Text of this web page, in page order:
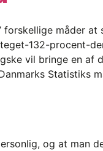
forskellige måder at
132-procent-
vil bringe en af
Statistiks
og at man